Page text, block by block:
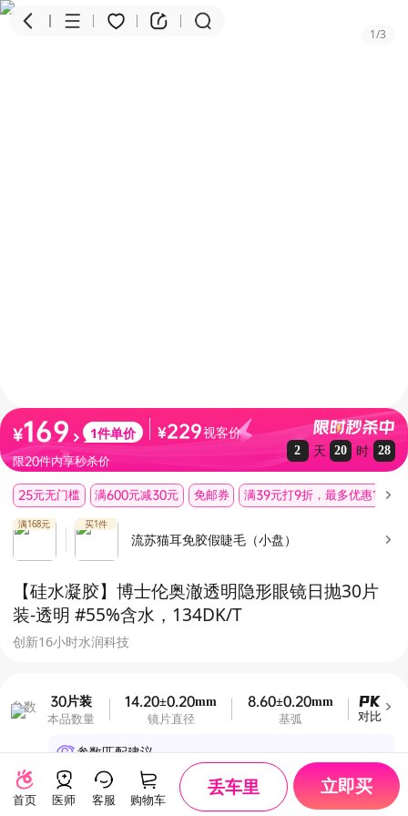
1/3
¥169 1件单价 ¥229视客价
限20件内享秒杀价
2 天 20 时 28
25元无门槛 满600元减30元 免邮券 满39元打9折，最多优惠10元
满168元 买1件
流苏猫耳免胶假睫毛（小盘）
【硅水凝胶】博士伦奥澈透明隐形眼镜日抛30片
装-透明 #55%含水，134DK/T
创新16小时水润科技
参数 30片装
本品数量
14.20±0.20mm
镜片直径
8.60±0.20mm
基弧
55±2%
含水量
对比
参数匹配建议
完善眼部档案，解锁专属参数建议
首页 医师 客服 购物车
丢车里 立即买